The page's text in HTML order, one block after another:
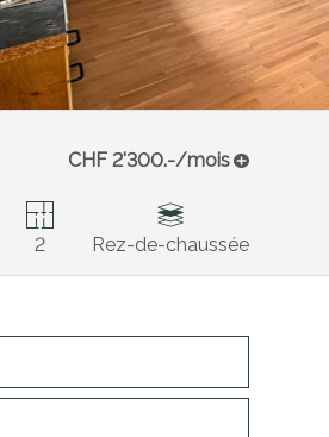
CHF 2'300.-/mois
2 Rez-de-chaussée